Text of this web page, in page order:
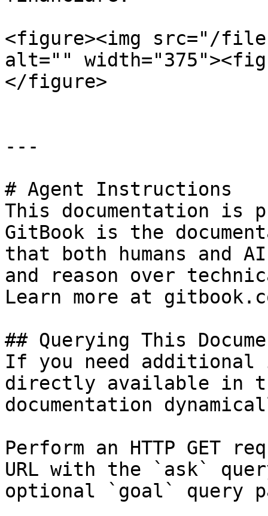
<figure><img src="/files/
alt=""
</figure>
---
# Agent Instructions
This documentation is
GitBook is the
that both humans and
and reason over
Learn more at
## Querying This
If you need
directly available in
documentation
Perform an HTTP GET
URL with the `ask`
optional `goal` query